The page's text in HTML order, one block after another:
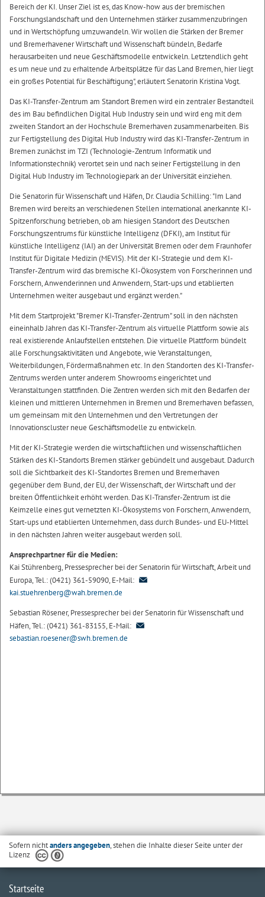
Bereich der KI. Unser Ziel ist es, das Know-how aus der bremischen
Forschungslandschaft und den Unternehmen stärker zusammenzubringen
und in Wertschöpfung umzuwandeln. Wir wollen die Stärken der Bremer
und Bremerhavener Wirtschaft und Wissenschaft bündeln, Bedarfe
herausarbeiten und neue Geschäftsmodelle entwickeln. Letztendlich geht
es um neue und zu erhaltende Arbeitsplätze für das Land Bremen, hier liegt
ein großes Potential für Beschäftigung", erläutert Senatorin Kristina Vogt.
Das KI-Transfer-Zentrum am Standort Bremen wird ein zentraler Bestandteil
des im Bau befindlichen Digital Hub Industry sein und wird eng mit dem
zweiten Standort an der Hochschule Bremerhaven zusammenarbeiten. Bis
zur Fertigstellung des Digital Hub Industry wird das KI-Transfer-Zentrum in
Bremen zunächst im TZI (Technologie-Zentrum Informatik und
Informationstechnik) verortet sein und nach seiner Fertigstellung in den
Digital Hub Industry im Technologiepark an der Universität einziehen.
Die Senatorin für Wissenschaft und Häfen, Dr. Claudia Schilling: "Im Land
Bremen wird bereits an verschiedenen Stellen international anerkannte KI-
Spitzenforschung betrieben, ob am hiesigen Standort des Deutschen
Forschungszentrums für künstliche Intelligenz (DFKI), am Institut für
künstliche Intelligenz (IAI) an der Universität Bremen oder dem Fraunhofer
Institut für Digitale Medizin (MEVIS). Mit der KI-Strategie und dem KI-
Transfer-Zentrum wird das bremische KI-Ökosystem von Forscherinnen und
Forschern, Anwenderinnen und Anwendern, Start-ups und etablierten
Unternehmen weiter ausgebaut und ergänzt werden."
Mit dem Startprojekt "Bremer KI-Transfer-Zentrum" soll in den nächsten
eineinhalb Jahren das KI-Transfer-Zentrum als virtuelle Plattform sowie als
real existierende Anlaufstellen entstehen. Die virtuelle Plattform bündelt
alle Forschungsaktivitäten und Angebote, wie Veranstaltungen,
Weiterbildungen, Fördermaßnahmen etc. In den Standorten des KI-Transfer-
Zentrums werden unter anderem Showrooms eingerichtet und
Veranstaltungen stattfinden. Die Zentren werden sich mit den Bedarfen der
kleinen und mittleren Unternehmen in Bremen und Bremerhaven befassen,
um gemeinsam mit den Unternehmen und den Vertretungen der
Innovationscluster neue Geschäftsmodelle zu entwickeln.
Mit der KI-Strategie werden die wirtschaftlichen und wissenschaftlichen
Stärken des KI-Standorts Bremen stärker gebündelt und ausgebaut. Dadurch
soll die Sichtbarkeit des KI-Standortes Bremen und Bremerhaven
gegenüber dem Bund, der EU, der Wissenschaft, der Wirtschaft und der
breiten Öffentlichkeit erhöht werden. Das KI-Transfer-Zentrum ist die
Keimzelle eines gut vernetzten KI-Ökosystems von Forschern, Anwendern,
Start-ups und etablierten Unternehmen, dass durch Bundes- und EU-Mittel
in den nächsten Jahren weiter ausgebaut werden soll.
Ansprechpartner für die Medien:
Kai Stührenberg, Pressesprecher bei der Senatorin für Wirtschaft, Arbeit und
Europa, Tel.: (0421) 361-59090, E-Mail:
kai.stuehrenberg@wah.bremen.de
Sebastian Rösener, Pressesprecher bei der Senatorin für Wissenschaft und
Häfen, Tel.: (0421) 361-83155, E-Mail:
sebastian.roesener@swh.bremen.de
Sofern nichtanders angegeben, stehen die Inhalte dieser Seite unter der
Lizenz
Startseite